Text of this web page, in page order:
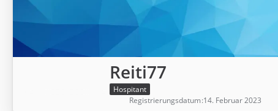
Reiti77
Hospitant
Registrierungsdatum 14. Februar 2023